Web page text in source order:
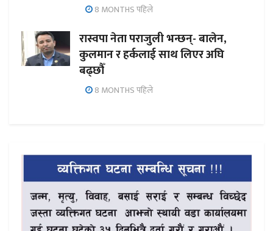
8 MONTHS पहिले
रास्वपा नेता पराजुली भन्छन्- बालेन,
कुलमान र हर्कलाई साथ लिएर अघि
बढ्छौँ
8 MONTHS पहिले